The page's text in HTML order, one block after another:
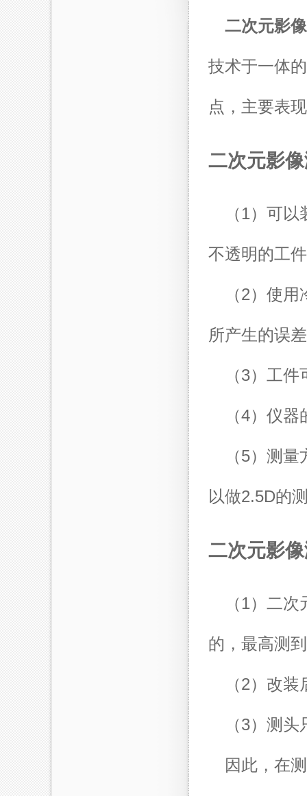
二次元影
技术于一体
点，主要表
二次元影
（1）可
不透明的工
（2）使
所产生的误
（3）工
（4）仪
（5）测
以做2.5D的
二次元影
（1）二
的，最高测
（2）改
（3）测
因此，在